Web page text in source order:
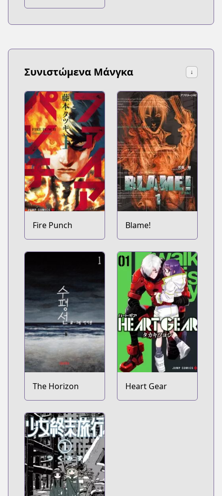
Συνιστώμενα Μάνγκα ↓
Fire Punch Blame!
The Horizon Heart Gear